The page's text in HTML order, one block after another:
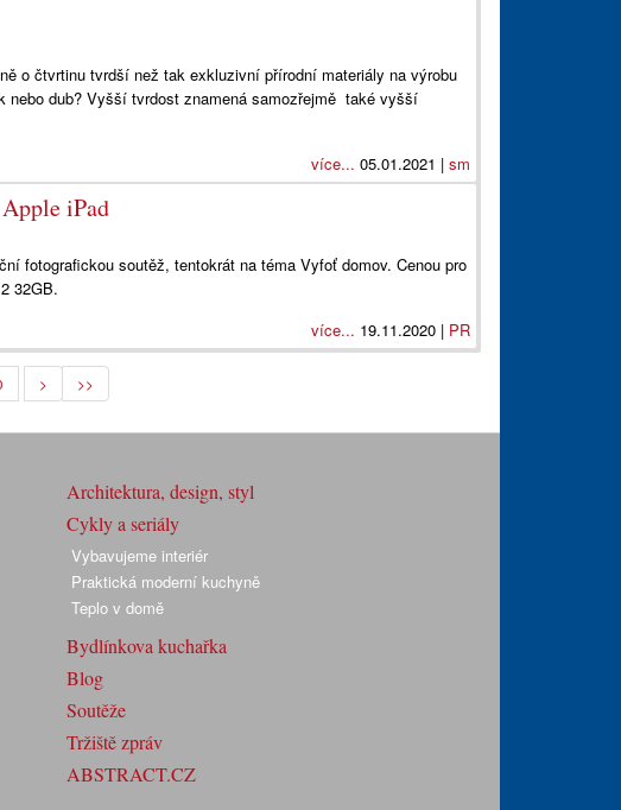
o čtvrtinu tvrdší než tak exkluzivní přírodní materiály na výrobu
nebo dub? Vyšší tvrdost znamená samozřejmě také vyšší
více... 05.01.2021 | sm
iPad
fotografickou soutěž, tentokrát na téma Vyfoť domov. Cenou pro
32GB.
více... 19.11.2020 | PR
> >>
Architektura, design, styl
Cykly a seriály
Vybavujeme interiér
Praktická moderní kuchyně
Teplo v domě
Bydlínkova kuchařka
Blog
Soutěže
Tržiště zpráv
ABSTRACT.CZ